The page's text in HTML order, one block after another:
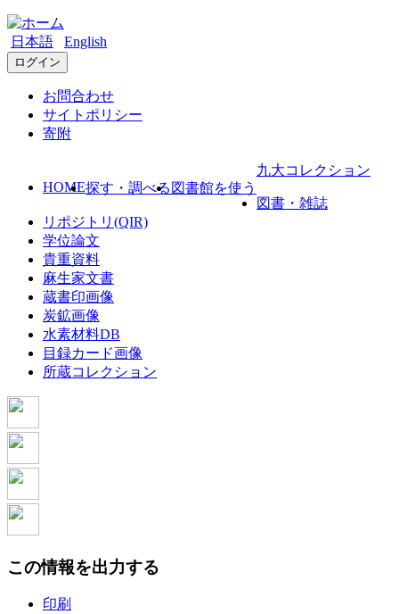
日本語 English
ログイン
お問合わせ
サイトポリシー
寄附
HOME探す・調べる 図書館を使う
九大コレクション
図書・雑誌
リポジトリ(QIR)
学位論文
貴重資料
麻生家文書
蔵書印画像
炭鉱画像
水素材料DB
目録カード画像
所蔵コレクション
この情報を出力する
印刷